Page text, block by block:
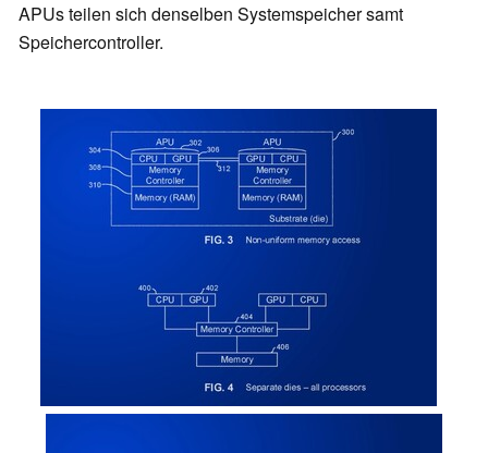
APUs teilen sich denselben Systemspeicher samt
Speichercontroller.